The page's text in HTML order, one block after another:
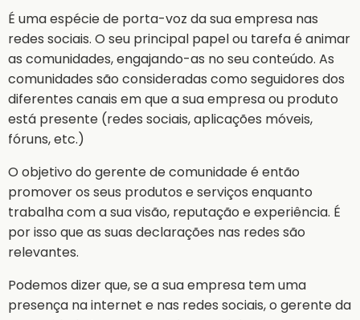
É uma espécie de porta-voz da sua empresa nas
redes sociais. O seu principal papel ou tarefa é animar
as comunidades, engajando-as no seu conteúdo. As
comunidades são consideradas como seguidores dos
diferentes canais em que a sua empresa ou produto
está presente (redes sociais, aplicações móveis,
fóruns, etc.)
O objetivo do gerente de comunidade é então
promover os seus produtos e serviços enquanto
trabalha com a sua visão, reputação e experiência. É
por isso que as suas declarações nas redes são
relevantes.
Podemos dizer que, se a sua empresa tem uma
presença na internet e nas redes sociais, o gerente da